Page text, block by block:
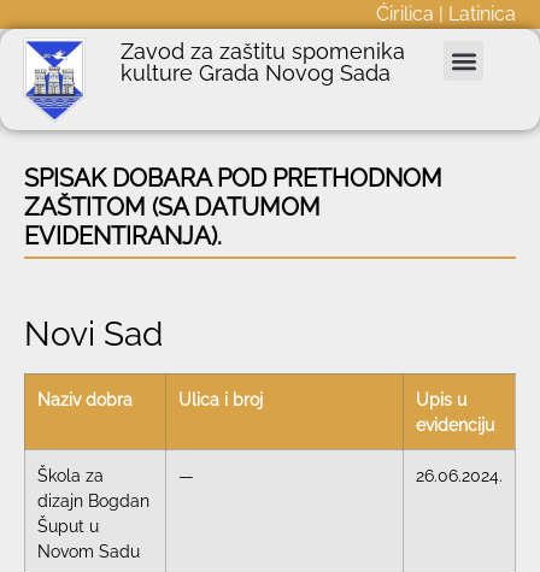
Ćirilica | Latinica
Zavod za zaštitu spomenika
kulture Grada Novog Sada
SPISAK DOBARA POD PRETHODNOM
ZAŠTITOM (SA DATUMOM
EVIDENTIRANJA).
Novi Sad
Naziv dobra Ulica i broj
Upis u
evidenciju
Škola za
dizajn Bogdan
Šuput u
Novom Sadu
— 26.06.2024.